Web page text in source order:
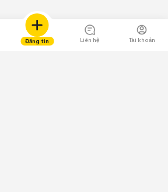
Đăng tin Liên hệ Tài khoản